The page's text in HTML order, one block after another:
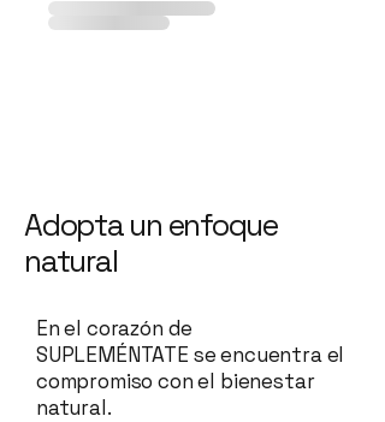
Adopta un enfoque
natural
En el corazón de
SUPLEMÉNTATE se encuentra el
compromiso con el bienestar
natural.